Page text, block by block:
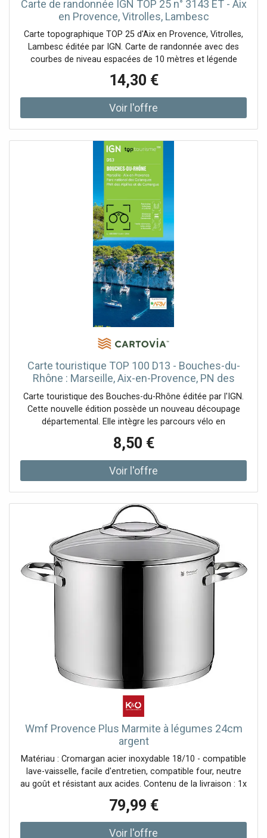
Carte de randonnée IGN TOP 25 n° 3143 ET - Aix
en Provence, Vitrolles, Lambesc
Carte topographique TOP 25 d'Aix en Provence, Vitrolles,
Lambesc éditée par IGN. Carte de randonnée avec des
courbes de niveau espacées de 10 mètres et légende
détaillée (végétation, rochers, cours d'eau etc…).
Indication des chemins de randonnée. Echelle 1/25 000 (1
cm = 250 m).
14,30 €
Carte touristique TOP 100 D13 - Bouches-du-
Rhône : Marseille, Aix-en-Provence, PN des
Calanques IGN
Carte touristique des Bouches-du-Rhône éditée par l'IGN.
Cette nouvelle édition possède un nouveau découpage
départemental. Elle intègre les parcours vélo en
partenariat avec l'association AF3V – VéloRoutes et Voies
Vertes. La nouvelle TOP 100 grâce à son échelle au 1:100
000ème (1 cm = 1 km) est la carte idéale pour découvrir
une région et faire du tourisme à pied, à vélo ou en
voiture. Un grand nombre d’informations touristiques sont
parcs et réserves naturelles, monuments, châteaux,
musées, grottes, point de vues, refuges, site d’escalade et
de sport en eau vive, plages surveillées… Un réseau de
routes secondaires enrichi, pour permettre des balades à
vélo en toute sécurité :• Pour la découverte à pied,
l’intégralité des GR® et GR de Pays®• Pour la découverte
à vélo, l’ensemble du réseau routier local et l’intégralités
AF3V avec les routes goudronnées ou empierrées, en site
propre ou partagées avec d’autres véhicules• Pour la
national, régional, départemental et secondaire. Pour
compléter la cartographie :• le relief est représenté par les
courbes de niveau et les points cotés• un index des
communes permet de se repérer facilement Légende en
trois langues : français, anglais et allemand.
8,50 €
Wmf Provence Plus Marmite à légumes 24cm
argent
Matériau : Cromargan acier inoxydable 18/10 - compatible
lave-vaisselle, facile d'entretien, compatible four, neutre
au goût et résistant aux acides. Contenu de la livraison : 1x
79,99 €